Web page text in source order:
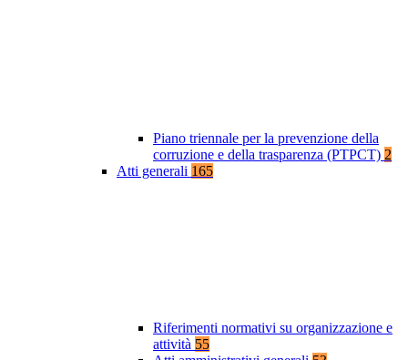
Piano triennale per la prevenzione della
corruzione e della trasparenza (PTPCT) 2
Atti generali 165
Riferimenti normativi su organizzazione e
attività 55